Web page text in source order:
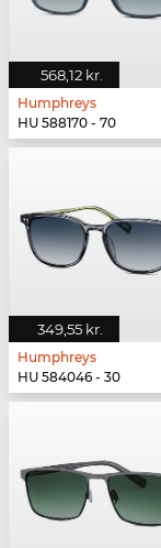
568,12 kr.
Humphreys
HU 588170 - 70
349,55 kr.
Humphreys
HU 584046 - 30